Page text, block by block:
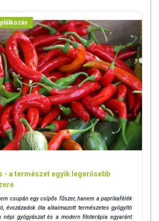
- a természet egyik legerősebb
csupán egy csípős fűszer, hanem a paprikafélék
évszázadok óta alkalmazott természetes gyógyító
népi gyógyászat és a modern fitoterápia egyaránt